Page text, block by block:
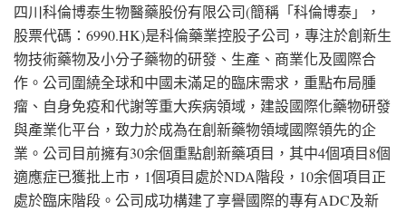
四川科倫博泰生物醫藥股份有限公司(簡稱「科倫博泰」，
股票代碼：6990.HK)是科倫藥業控股子公司，專注於創新生
物技術藥物及小分子藥物的研發、生產、商業化及國際合
作。公司圍繞全球和中國未滿足的臨床需求，重點布局腫
瘤、自身免疫和代謝等重大疾病領域，建設國際化藥物研發
與產業化平台，致力於成為在創新藥物領域國際領先的企
業。公司目前擁有30余個重點創新藥項目，其中4個項目8個
適應症已獲批上市，1個項目處於NDA階段，10余個項目正
處於臨床階段。公司成功構建了享譽國際的專有ADC及新